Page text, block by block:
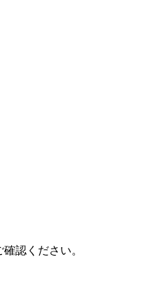
認ください。